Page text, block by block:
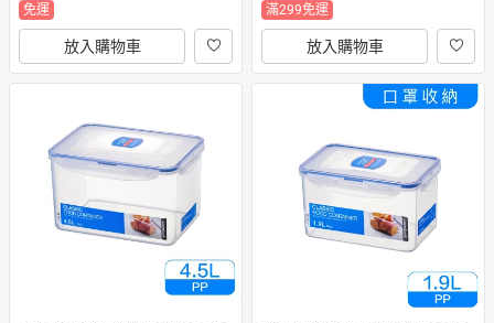
麵粉盒 樂扣保鮮盒 食物盒 玩具
盒 玩具箱 土司盒 吐司保鮮盒 吐
司收納盒 蛋糕保鮮盒
免運
放入購物車
餐盒 另售 穀物杯 穀物收納盒 奶
粉盒
滿299免運
放入購物車